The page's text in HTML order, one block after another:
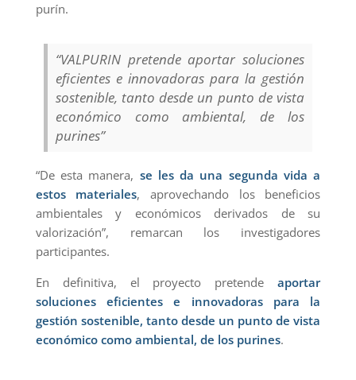
purín.
“VALPURIN pretende aportar soluciones
eficientes e innovadoras para la gestión
sostenible, tanto desde un punto de vista
económico como ambiental, de los
purines”
“De esta manera, se les da una segunda vida a
estos materiales, aprovechando los beneficios
ambientales y económicos derivados de su
valorización”, remarcan los investigadores
participantes.
En definitiva, el proyecto pretendeaportar
soluciones eficientes e innovadoras para la
gestión sostenible, tanto desde un punto de vista
económico como ambiental, de los purines.